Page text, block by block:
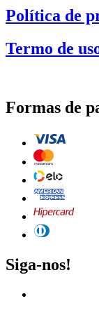
Política de
Termo de
Formas de
Siga-nos!